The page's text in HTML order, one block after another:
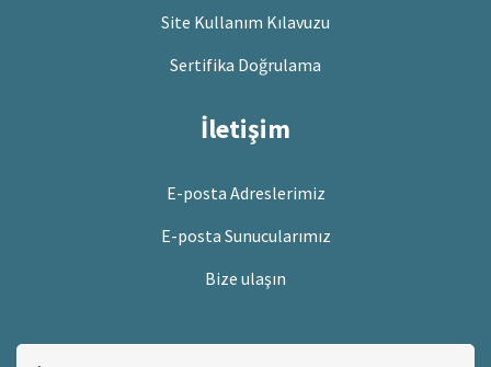
Site Kullanım Kılavuzu
Sertifika Doğrulama
İletişim
E-posta Adreslerimiz
E-posta Sunucularımız
Bize ulaşın
Bu